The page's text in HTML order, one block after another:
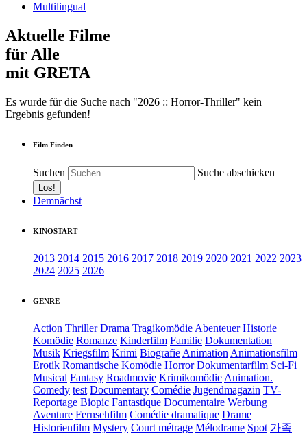
Multilingual
Aktuelle Filme
für Alle
mit GRETA
Es wurde für die Suche nach "2026 :: Horror-Thriller" kein
Ergebnis gefunden!
Film Finden
Suchen Suche abschicken
Demnächst
KINOSTART
2013 2014 2015 2016 2017 2018 2019 2020 2021 2022 2023
2024 2025 2026
GENRE
Action Thriller Drama Tragikomödie Abenteuer Historie
Komödie Romanze Kinderfilm Familie Dokumentation
Musik Kriegsfilm Krimi Biografie Animation Animationsfilm
Erotik Romantische Komödie Horror Dokumentarfilm Sci-Fi
Musical Fantasy Roadmovie Krimikomödie Animation.
Comedy test Documentary Comédie Jugendmagazin TV-
Reportage Biopic Fantastique Documentaire Werbung
Aventure Fernsehfilm Comédie dramatique Drame
Historienfilm Mystery Court métrage Mélodrame Spot 가족